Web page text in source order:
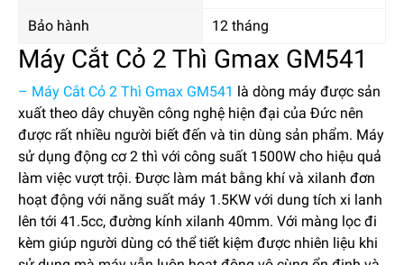
Bảo hành 12 tháng
Máy Cắt Cỏ 2 Thì Gmax GM541
– Máy Cắt Cỏ 2 Thì Gmax GM541 là dòng máy được sản
xuất theo dây chuyền công nghệ hiện đại của Đức nên
được rất nhiều người biết đến và tin dùng sản phẩm. Máy
sử dụng động cơ 2 thì với công suất 1500W cho hiệu quả
làm việc vượt trội. Được làm mát bằng khí và xilanh đơn
hoạt động với năng suất máy 1.5KW với dung tích xi lanh
lên tới 41.5cc, đường kính xilanh 40mm. Với màng lọc đi
kèm giúp người dùng có thể tiết kiệm được nhiên liệu khi